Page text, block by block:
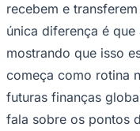
recebem e
única diferença é
mostrando que isso
começa como rotina
futuras finanças
fala sobre os pontos